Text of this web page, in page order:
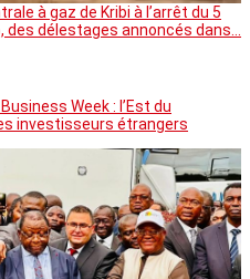
à gaz de Kribi à l’arrêt du 5
des délestages annoncés dans…
Week : l’Est du
investisseurs étrangers